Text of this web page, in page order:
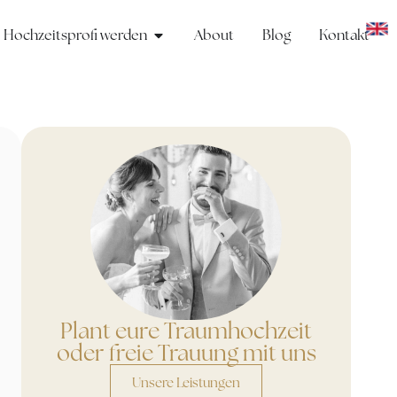
Hochzeitsprofi werden About Blog Kontakt
Plant eure Traumhochzeit
oder freie Trauung mit uns
Unsere Leistungen